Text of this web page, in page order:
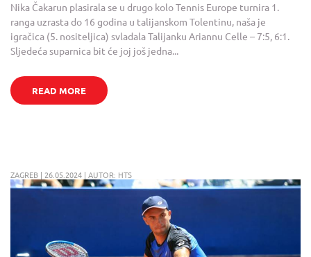
Nika Čakarun plasirala se u drugo kolo Tennis Europe turnira 1.
ranga uzrasta do 16 godina u talijanskom Tolentinu, naša je
igračica (5. nositeljica) svladala Talijanku Ariannu Celle – 7:5, 6:1.
Sljedeća suparnica bit će joj još jedna...
READ MORE
ZAGREB | 26.05.2024 | AUTOR: HTS